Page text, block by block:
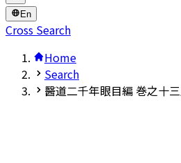
En
Cross Search
Home
Search
醫道二千年眼目編 巻之十